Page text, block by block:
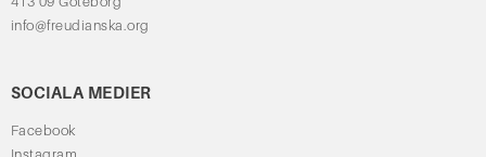
info@freudianska.org
SOCIALA MEDIER
Facebook